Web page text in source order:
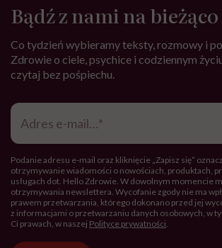
Bądź z nami na bieżąco
Co tydzień wybieramy teksty, rozmowy i
Zdrowie o ciele, psychice i codziennym
czytaj bez pośpiechu.
Adres
mail*
Podanie adresu e-mail oraz kliknięcie „Zapisz się”
otrzymywanie wiadomości o nowościach, produktach,
usługach dot. Hello Zdrowie. W dowolnym momencie
otrzymywania newslettera. Wycofanie zgody nie ma
prawem przetwarzania, którego dokonano przed jej
z informacjami o przetwarzaniu danych osobowych, w
Ci prawach, w naszej Polityce prywatności.